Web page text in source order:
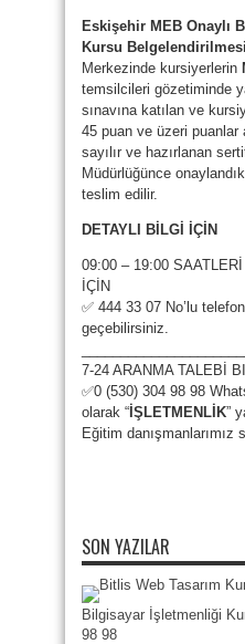
Eskişehir MEB Onaylı
Kursu Belgelendirilmesi
Merkezinde kursiyerlerin
temsilcileri gözetiminde
sınavına katılan ve
45 puan ve üzeri puanlar
sayılır ve hazırlanan
Müdürlüğünce
teslim edilir.
DETAYLI BİLGİ İÇİN
09:00 – 19:00
İÇİN
✅ 444 33 07 No’lu
geçebilirsiniz.
7-24 ARANMA TALEBİ
✅0 (530) 304 98 98
olarak “ İŞLETMENLİK”
Eğitim danışmanlarımız
SON YAZILAR
Bilgisayar İşletmenliği
98 98